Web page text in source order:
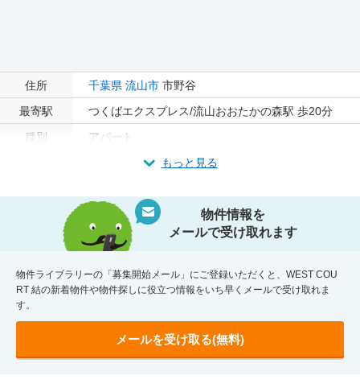
住所 千葉県 流山市 市野谷
最寄駅
つくばエクスプレス/流山おおたかの森駅 歩20分
種別
アパート
もっと見る
物件情報を
メールで受け取れます
物件ライブラリーの「募集開始メール」にご登録いただくと、WEST COU
RT 結の新着物件や物件探しに役立つ情報をいち早くメールで受け取れま
す。
メールを受け取る(無料)